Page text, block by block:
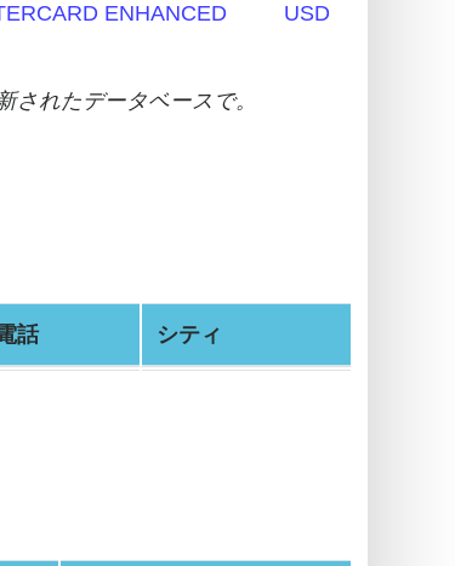
ENHANCED USD
されたデータベースで。
話 シティ